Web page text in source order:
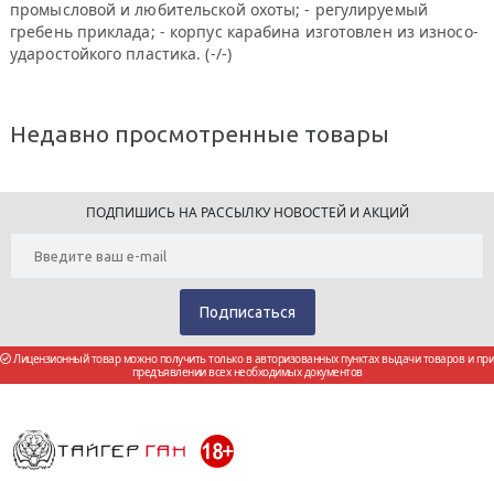
промысловой и любительской охоты; - регулируемый
гребень приклада; - корпус карабина изготовлен из износо-
ударостойкого пластика. (-/-)
Недавно просмотренные товары
ПОДПИШИСЬ НА РАССЫЛКУ НОВОСТЕЙ И АКЦИЙ
Лицензионный товар можно получить только в авторизованных пунктах выдачи товаров и при
предъявлении всех необходимых документов